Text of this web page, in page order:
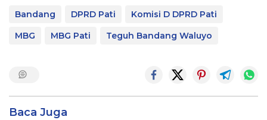
Bandang DPRD Pati
Komisi D DPRD Pati
MBG
MBG Pati Teguh Bandang Waluyo
Baca Juga